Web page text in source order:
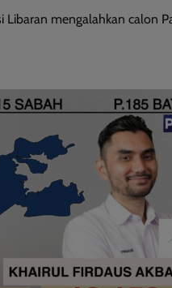
mengalahkan calon